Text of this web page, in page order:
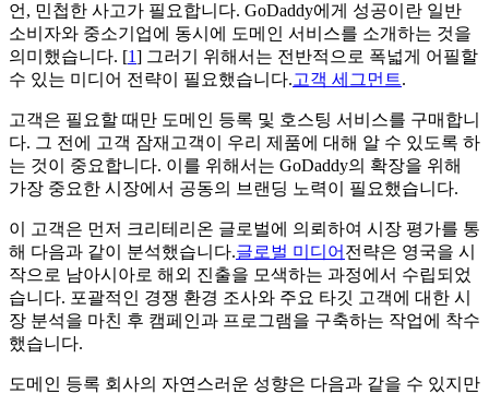
언, 민첩한 사고가 필요합니다. GoDaddy에게 성공이란 일반
소비자와 중소기업에 동시에 도메인 서비스를 소개하는 것을
의미했습니다. [1] 그러기 위해서는 전반적으로 폭넓게 어필할
수 있는 미디어 전략이 필요했습니다.고객 세그먼트.
고객은 필요할 때만 도메인 등록 및 호스팅 서비스를 구매합니
다. 그 전에 고객 잠재고객이 우리 제품에 대해 알 수 있도록 하
는 것이 중요합니다. 이를 위해서는 GoDaddy의 확장을 위해
가장 중요한 시장에서 공동의 브랜딩 노력이 필요했습니다.
이 고객은 먼저 크리테리온 글로벌에 의뢰하여 시장 평가를 통
해 다음과 같이 분석했습니다.글로벌 미디어 전략은 영국을 시
작으로 남아시아로 해외 진출을 모색하는 과정에서 수립되었
습니다. 포괄적인 경쟁 환경 조사와 주요 타깃 고객에 대한 시
장 분석을 마친 후 캠페인과 프로그램을 구축하는 작업에 착수
했습니다.
도메인 등록 회사의 자연스러운 성향은 다음과 같을 수 있지만